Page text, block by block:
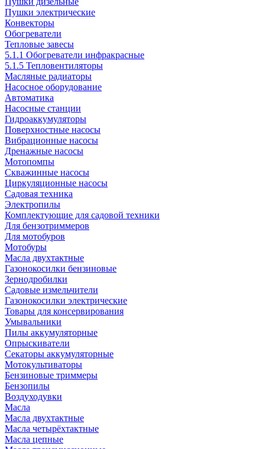
Пушки электрические
Конвекторы
Обогреватели
Тепловые завесы
5.1.1 Обогреватели инфракрасные
5.1.5 Тепловентиляторы
Масляные радиаторы
Насосное оборудование
Автоматика
Насосные станции
Гидроаккумуляторы
Поверхностные насосы
Вибрационные насосы
Дренажные насосы
Мотопомпы
Скважинные насосы
Циркуляционные насосы
Садовая техника
Электропилы
Комплектующие для садовой техники
Для бензотриммеров
Для мотобуров
Мотобуры
Масла двухтактные
Газонокосилки бензиновые
Зернодробилки
Садовые измельчители
Газонокосилки электрические
Товары для консервирования
Умывальники
Пилы аккумуляторные
Опрыскиватели
Секаторы аккумуляторные
Мотокультиваторы
Бензиновые триммеры
Бензопилы
Воздуходувки
Масла
Масла двухтактные
Масла четырёхтактные
Масла цепные